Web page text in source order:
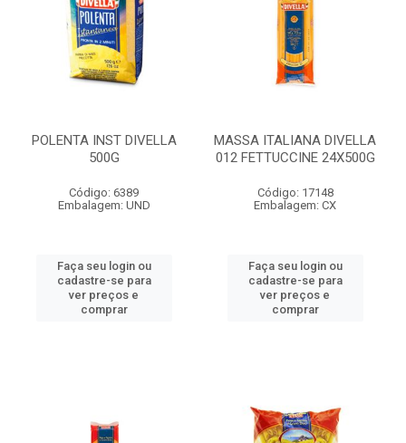
POLENTA INST DIVELLA
500G
Código: 6389
Embalagem: UND
Faça seu login ou
cadastre-se para
ver preços e
comprar
MASSA ITALIANA DIVELLA
012 FETTUCCINE 24X500G
Código: 17148
Embalagem: CX
Faça seu login ou
cadastre-se para
ver preços e
comprar